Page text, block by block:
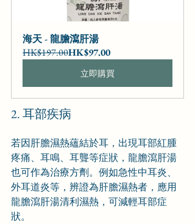
海天 - 龍膽瀉肝湯
HK$197.00HK$97.00
立即購買
2. 耳部疾病
若因肝膽濕熱蘊結於耳，出現耳部紅腫
疼痛、耳鳴、耳聾等症狀，龍膽瀉肝湯
也可作為治療方劑。例如急性中耳炎、
外耳道炎等，辨證為肝膽濕熱者，應用
龍膽瀉肝湯清利濕熱，可減輕耳部症
狀。